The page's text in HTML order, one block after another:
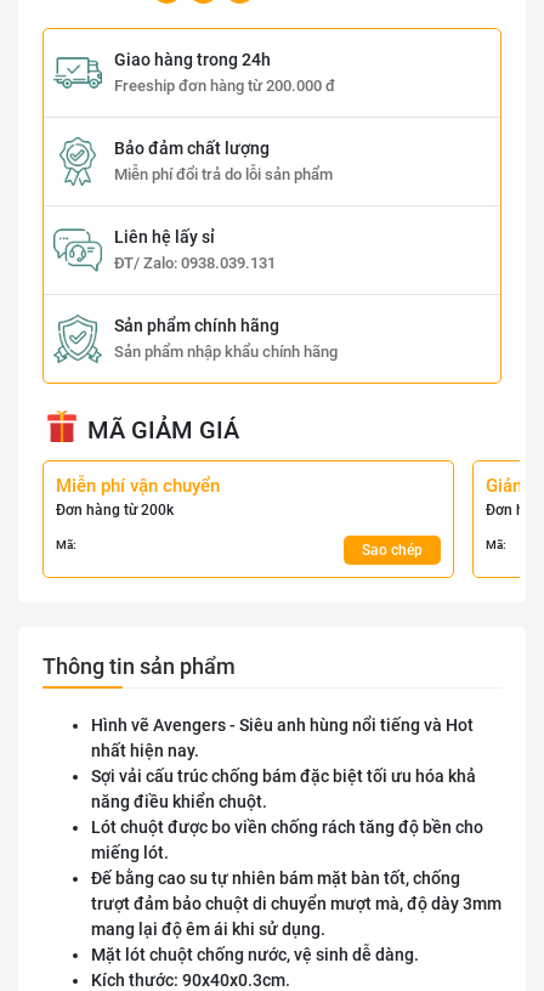
Giao hàng trong 24h
Freeship đơn hàng từ 200.000 đ
Bảo đảm chất lượng
Miễn phí đổi trả do lỗi sản phẩm
Liên hệ lấy sỉ
ĐT/ Zalo: 0938.039.131
Sản phẩm chính hãng
Sản phẩm nhập khẩu chính hãng
MÃ GIẢM GIÁ
Miễn phí vận chuyển
Đơn hàng từ 200k
Mã: Sao chép
Giảm
Đơn
Mã:
Thông tin sản phẩm
Hình vẽ Avengers - Siêu anh hùng nổi tiếng và Hot
nhất hiện nay.
Sợi vải cấu trúc chống bám đặc biệt tối ưu hóa khả
năng điều khiển chuột.
Lót chuột được bo viền chống rách tăng độ bền cho
miếng lót.
Đế bằng cao su tự nhiên bám mặt bàn tốt, chống
trượt đảm bảo chuột di chuyển mượt mà, độ dày 3mm
mang lại độ êm ái khi sử dụng.
Mặt lót chuột chống nước, vệ sinh dễ dàng.
Kích thước: 90x40x0.3cm.